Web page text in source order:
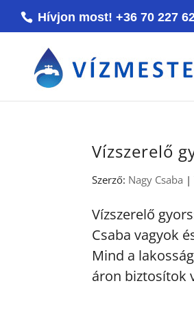
Hívjon most! +36 70 227
Vízszerelő
Szerző: Nagy Csaba |
Vízszerelő
Csaba vagyok
Mind a
áron biztosítok